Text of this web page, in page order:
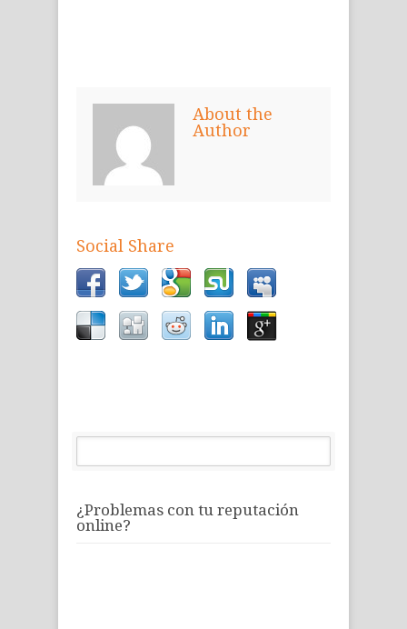
About the
Author
Social Share
¿Problemas con tu reputación
online?